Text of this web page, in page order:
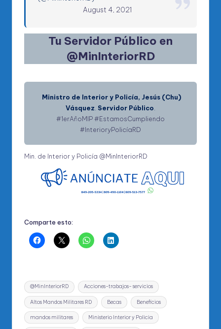
August 4, 2021
Tu Servidor Público en
@MinInteriorRD
Ministro de Interior y Policía, Jesús (Chu)
Vásquez. Servidor Público.
#1erAñoMIP#EstamosCumpliendo
#InterioryPolicíaRD
Min. de Interior y Policía @MinInteriorRD
Comparte esto:
Etiquetas:
@MinInteriorRD Acciones-trabajos- servicios
Altos Mandos Militares RD Becas Beneficios
mandos militares Ministerio Interior y Policia